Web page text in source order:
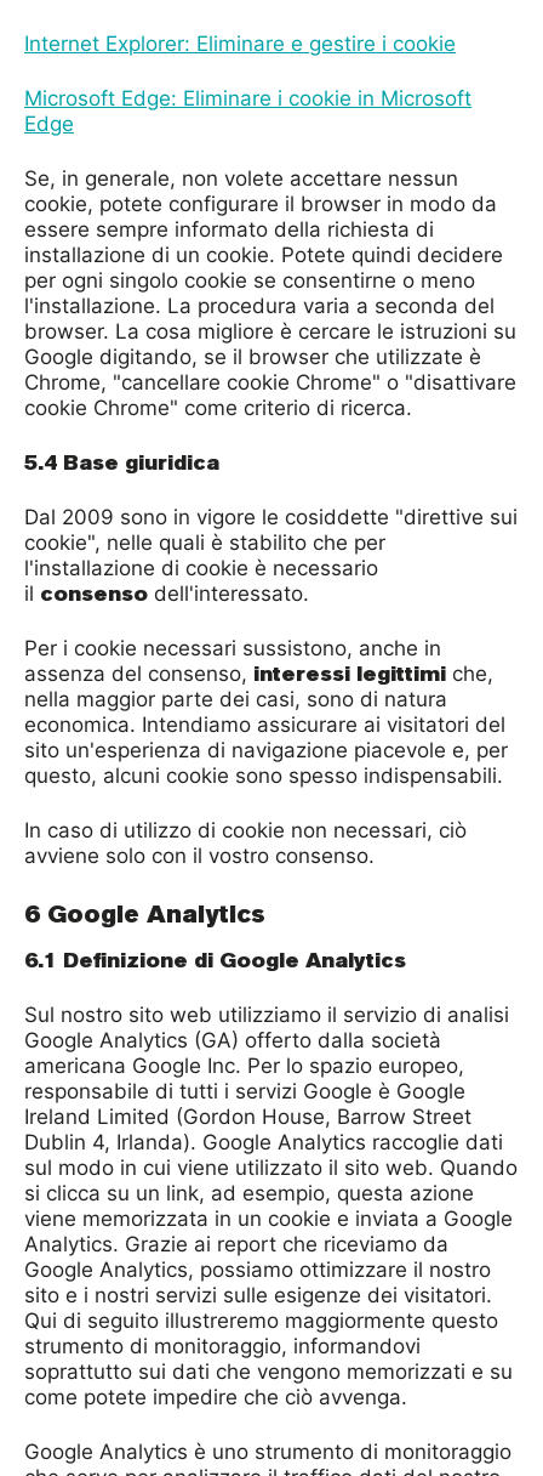
Internet Explorer: Eliminare e gestire i cookie
Microsoft Edge: Eliminare i cookie in Microsoft
Edge
Se, in generale, non volete accettare nessun
cookie, potete configurare il browser in modo da
essere sempre informato della richiesta di
installazione di un cookie. Potete quindi decidere
per ogni singolo cookie se consentirne o meno
l'installazione. La procedura varia a seconda del
browser. La cosa migliore è cercare le istruzioni su
Google digitando, se il browser che utilizzate è
Chrome, "cancellare cookie Chrome" o "disattivare
cookie Chrome" come criterio di ricerca.
5.4 Base giuridica
Dal 2009 sono in vigore le cosiddette "direttive sui
cookie", nelle quali è stabilito che per
l'installazione di cookie è necessario
il consenso dell'interessato.
Per i cookie necessari sussistono, anche in
assenza del consenso, interessi legittimi che,
nella maggior parte dei casi, sono di natura
economica. Intendiamo assicurare ai visitatori del
sito un'esperienza di navigazione piacevole e, per
questo, alcuni cookie sono spesso indispensabili.
In caso di utilizzo di cookie non necessari, ciò
avviene solo con il vostro consenso.
6 Google Analytics
6.1 Definizione di Google Analytics
Sul nostro sito web utilizziamo il servizio di analisi
Google Analytics (GA) offerto dalla società
americana Google Inc. Per lo spazio europeo,
responsabile di tutti i servizi Google è Google
Ireland Limited (Gordon House, Barrow Street
Dublin 4, Irlanda). Google Analytics raccoglie dati
sul modo in cui viene utilizzato il sito web. Quando
si clicca su un link, ad esempio, questa azione
viene memorizzata in un cookie e inviata a Google
Analytics. Grazie ai report che riceviamo da
Google Analytics, possiamo ottimizzare il nostro
sito e i nostri servizi sulle esigenze dei visitatori.
Qui di seguito illustreremo maggiormente questo
strumento di monitoraggio, informandovi
soprattutto sui dati che vengono memorizzati e su
come potete impedire che ciò avvenga.
Google Analytics è uno strumento di monitoraggio